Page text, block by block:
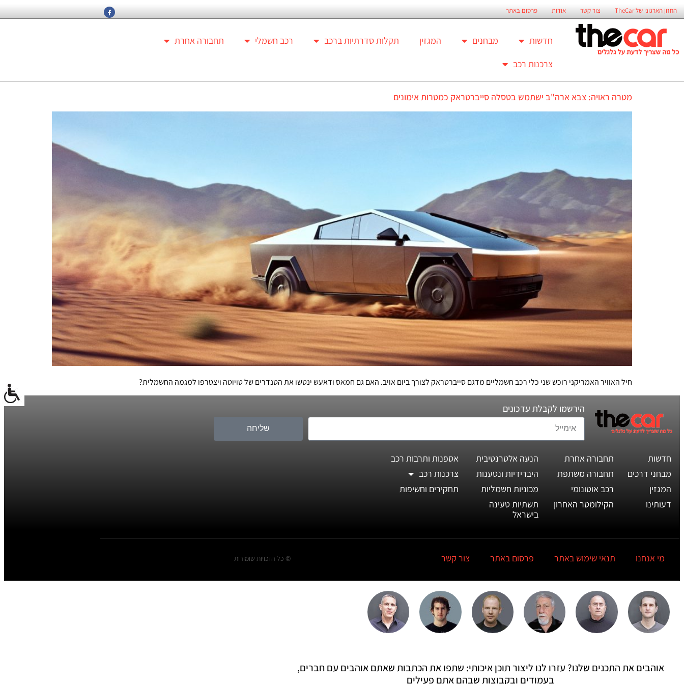
החזון הארגוני של TheCar צור קשר אודות פרסום באתר
חדשות מבחנים המגזין תקלות סדרתיות ברכב רכב חשמלי
תחבורה אחרת
צרכנות רכב
מטרה ראויה: צבא ארה"ב ישתמש בטסלה סייברטראק כמטרות אימונים
חיל האוויר האמריקני רוכש שני כלי רכב חשמליים מדגם סייברטראק לצורך ביום אויב. האם גם חמאס ודאעש ינטשו את הטנדרים של טויוטה ויצטרפו למגמה החשמלית?
הירשמו לקבלת עדכונים
שליחה
חדשות
מבחני דרכים
המגזין
דעותינו
תחבורה אחרת
תחבורה משתפת
רכב אוטונומי
הקילומטר האחרון
הנעה אלטרנטיבית
היברידיות ונטענות
מכוניות חשמליות
תשתיות טעינה
בישראל
אספנות ותרבות רכב
צרכנות רכב
תחקירים וחשיפות
מי אנחנו תנאי שימוש באתר פרסום באתר צור קשר © כל הזכויות שומורות
אוהבים את התכנים שלנו? עזרו לנו ליצור תוכן איכותי: שתפו את הכתבות שאתם אוהבים עם חברים,
בעמודים ובקבוצות שבהם אתם פעילים